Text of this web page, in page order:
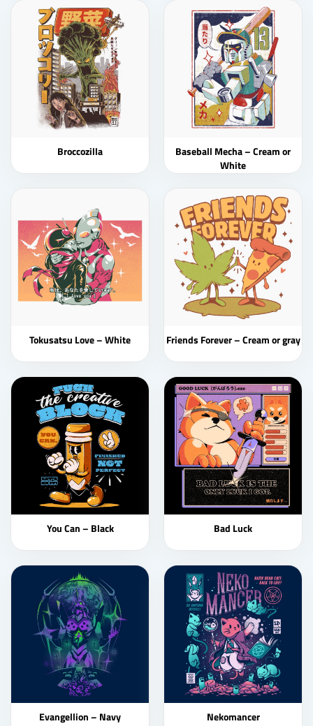
Broccozilla
Baseball Mecha – Cream or
White
Tokusatsu Love – White Friends Forever – Cream or gray
You Can – Black Bad Luck
Evangellion – Navy Nekomancer